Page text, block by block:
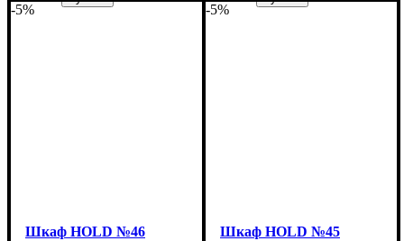
-5%
Шкаф НOLD №46
-5%
Шкаф НOLD №45